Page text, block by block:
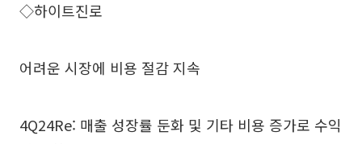
◇하이트진로
어려운 시장에 비용 절감 지속
4Q24Re: 매출 성장률 둔화 및 기타 비용 증가로 수익